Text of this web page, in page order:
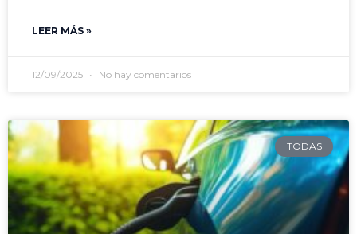
LEER MÁS »
12/09/2025 No hay comentarios
TODAS